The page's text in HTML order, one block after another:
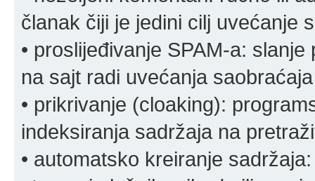
članak čiji je jedini cilj uvećanje
• proslijeđivanje SPAM-a:
na sajt radi uvećanja
• prikrivanje (cloaking):
indeksiranja sadržaja na
• automatsko kreiranje